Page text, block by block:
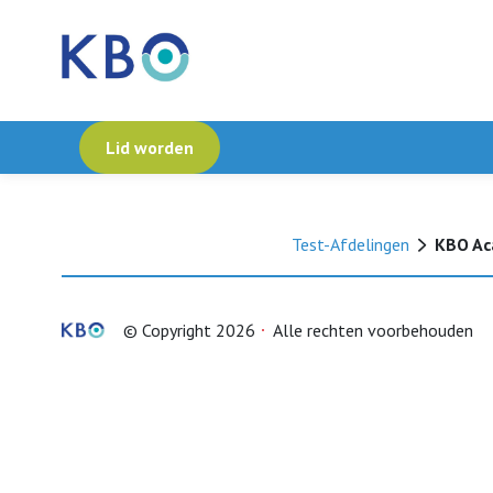
Lid worden
Test-Afdelingen KBO
© Copyright 2026 Alle rechten voorbehouden